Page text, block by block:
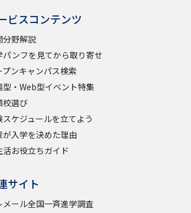
学問検索
書 夢ナビライブ
ビスコンテンツ
分野解説
パンフを見てから取り寄せ
プンキャンパス検索
型・Web型イベント特集
校選び
スケジュールを立てよう
が入学を決めた理由
活お役立ちガイド
サイト
メール全国一斉進学調査